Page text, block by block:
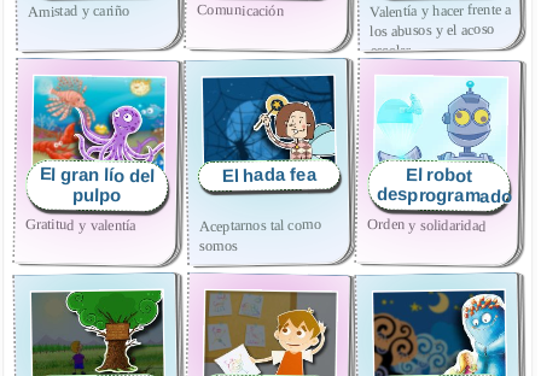
Amistad y cariño Comunicación Valentía y hacer frente a
los abusos y el acoso
escolar
El gran lío del
pulpo
Gratitud y valentía
El hada fea
Aceptarnos tal como
somos
El robot
desprogramado
Orden y solidaridad